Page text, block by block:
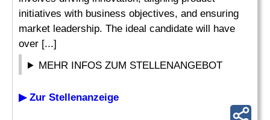
initiatives with business objectives, and ensuring
market leadership. The ideal candidate will have
over [...]
MEHR INFOS ZUM STELLENANGEBOT
▶ Zur Stellenanzeige